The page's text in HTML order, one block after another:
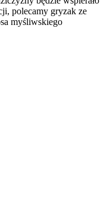
polecamy gryzak ze
myśliwskiego